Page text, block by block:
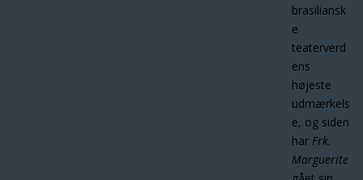
brasiliansk
e
teaterverd
ens
højeste
udmærkels
e, og siden
har Frk.
Marguerite